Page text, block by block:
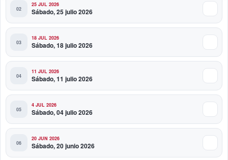
25 JUL 2026
Sábado, 25 julio 2026
18 JUL 2026
Sábado, 18 julio 2026
11 JUL 2026
Sábado, 11 julio 2026
4 JUL 2026
Sábado, 04 julio 2026
20 JUN 2026
Sábado, 20 junio 2026